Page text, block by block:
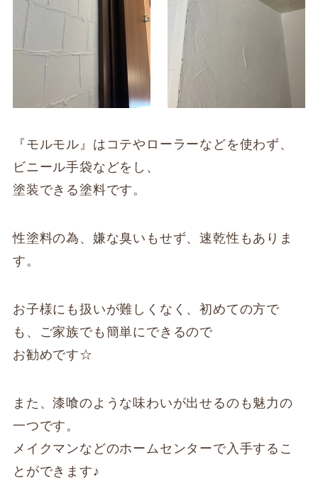
『モルモル』はコテやローラーなどを使わず、
ビニール手袋などをし、
塗装できる塗料です。
性塗料の為、嫌な臭いもせず、速乾性もありま
す。
お子様にも扱いが難しくなく、初めての方で
も、ご家族でも簡単にできるので
お勧めです☆
また、漆喰のような味わいが出せるのも魅力の
一つです。
メイクマンなどのホームセンターで入手するこ
とができます♪